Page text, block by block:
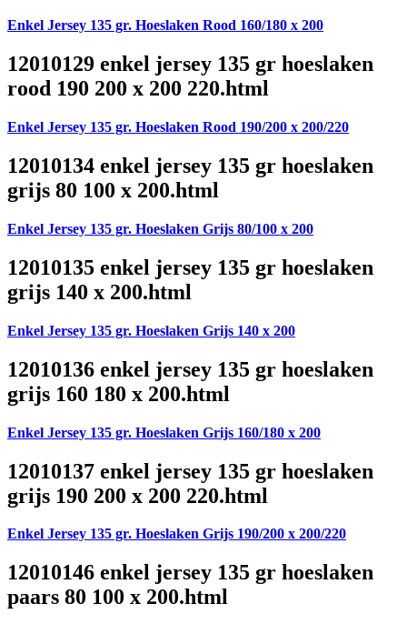
Enkel Jersey 135 gr. Hoeslaken Rood 160/180 x 200
12010129 enkel jersey 135 gr hoeslaken
rood 190 200 x 200 220.html
Enkel Jersey 135 gr. Hoeslaken Rood 190/200 x 200/220
12010134 enkel jersey 135 gr hoeslaken
grijs 80 100 x 200.html
Enkel Jersey 135 gr. Hoeslaken Grijs 80/100 x 200
12010135 enkel jersey 135 gr hoeslaken
grijs 140 x 200.html
Enkel Jersey 135 gr. Hoeslaken Grijs 140 x 200
12010136 enkel jersey 135 gr hoeslaken
grijs 160 180 x 200.html
Enkel Jersey 135 gr. Hoeslaken Grijs 160/180 x 200
12010137 enkel jersey 135 gr hoeslaken
grijs 190 200 x 200 220.html
Enkel Jersey 135 gr. Hoeslaken Grijs 190/200 x 200/220
12010146 enkel jersey 135 gr hoeslaken
paars 80 100 x 200.html